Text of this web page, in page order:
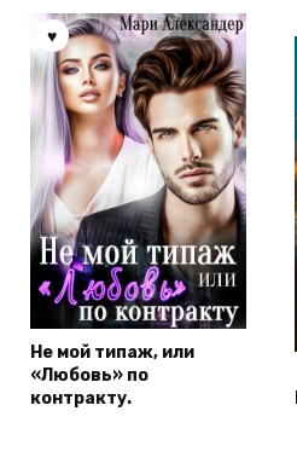
Не мой типаж, или
«Любовь» по
контракту.